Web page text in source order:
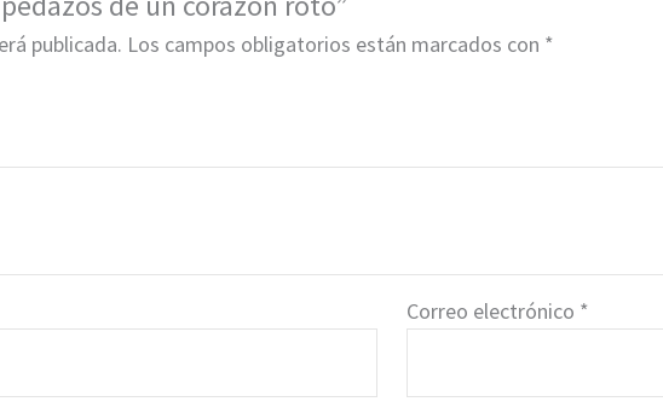
publicada. Los campos obligatorios están marcados con *
Correo electrónico *